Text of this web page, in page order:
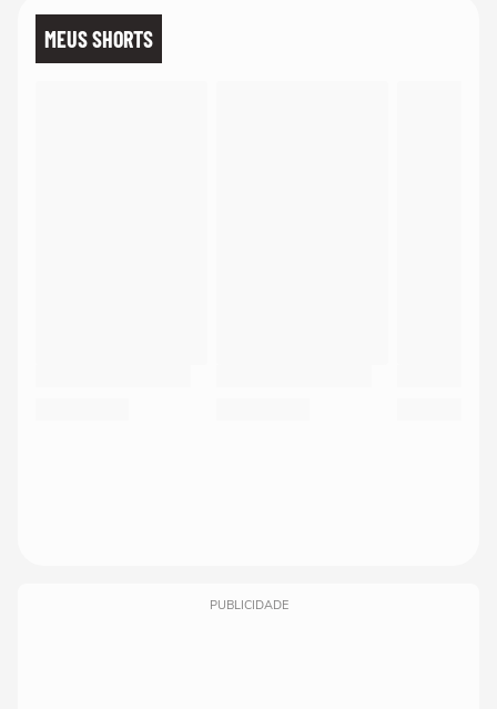
MEUS SHORTS
PUBLICIDADE